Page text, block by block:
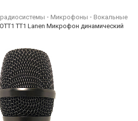
Микрофоны
Вокальные
TT1 Lanen Микрофон динамический